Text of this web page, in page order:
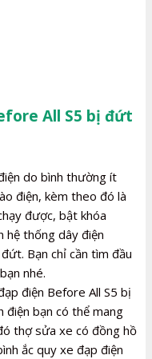
All S5 bị đứt
do bình thường ít
điện, kèm theo đó là
được, bật khóa
hệ thống dây điện
Bạn chỉ cần tìm đầu
nhé.
điện Before All S5 bị
điện bạn có thể mang
thợ sửa xe có đồng hồ
ắc quy xe đạp điện